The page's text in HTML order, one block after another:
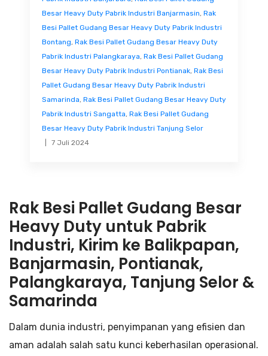
Besar Heavy Duty Pabrik Industri Banjarmasin, Rak
Besi Pallet Gudang Besar Heavy Duty Pabrik Industri
Bontang, Rak Besi Pallet Gudang Besar Heavy Duty
Pabrik Industri Palangkaraya, Rak Besi Pallet Gudang
Besar Heavy Duty Pabrik Industri Pontianak, Rak Besi
Pallet Gudang Besar Heavy Duty Pabrik Industri
Samarinda, Rak Besi Pallet Gudang Besar Heavy Duty
Pabrik Industri Sangatta, Rak Besi Pallet Gudang
Besar Heavy Duty Pabrik Industri Tanjung Selor
7 Juli 2024
Rak Besi Pallet Gudang Besar
Heavy Duty untuk Pabrik
Industri, Kirim ke Balikpapan,
Banjarmasin, Pontianak,
Palangkaraya, Tanjung Selor &
Samarinda
Dalam dunia industri, penyimpanan yang efisien dan
aman adalah salah satu kunci keberhasilan operasional.